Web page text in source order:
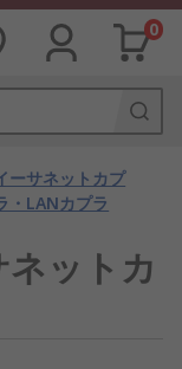
0
ーサネットカプ
・LANカプラ
ネットカ